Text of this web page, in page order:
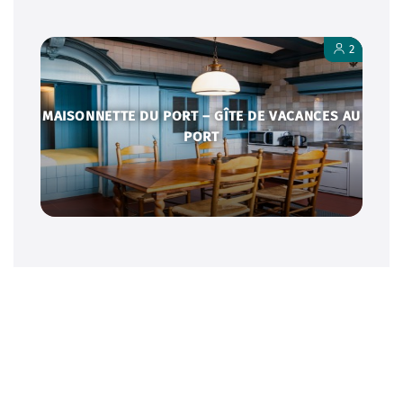
MAISONNETTE DU PORT – GÎTE DE VACANCES AU
PORT
2